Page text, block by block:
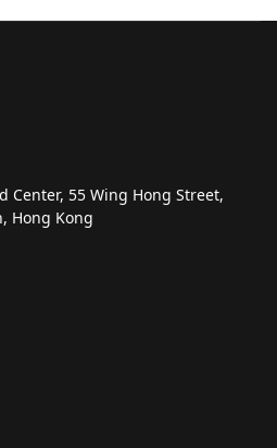
Center, 55 Wing Hong Street,
Hong Kong